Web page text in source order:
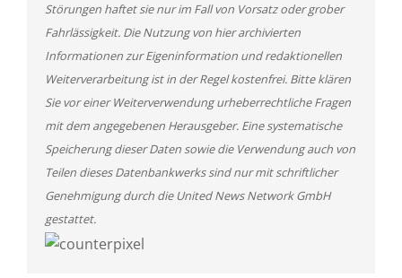
Störungen haftet sie nur im Fall von Vorsatz oder grober
Fahrlässigkeit. Die Nutzung von hier archivierten
Informationen zur Eigeninformation und redaktionellen
Weiterverarbeitung ist in der Regel kostenfrei. Bitte klären
Sie vor einer Weiterverwendung urheberrechtliche Fragen
mit dem angegebenen Herausgeber. Eine systematische
Speicherung dieser Daten sowie die Verwendung auch von
Teilen dieses Datenbankwerks sind nur mit schriftlicher
Genehmigung durch die United News Network GmbH
gestattet.